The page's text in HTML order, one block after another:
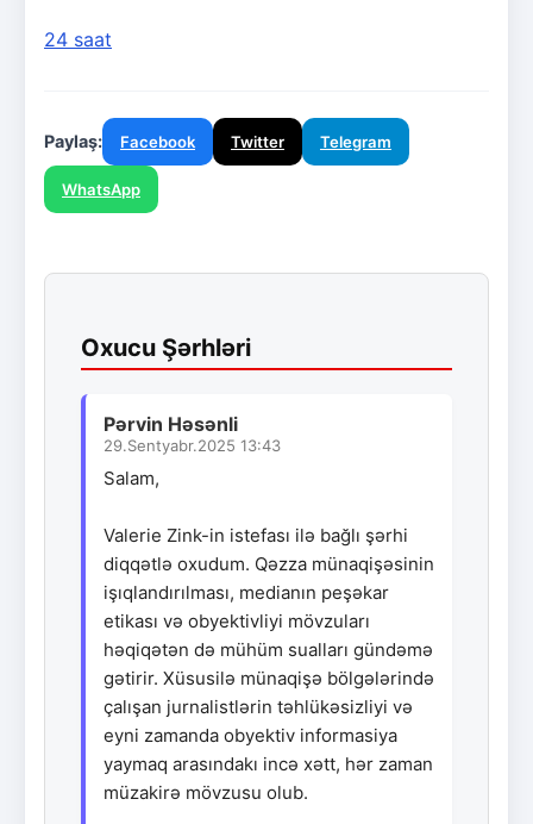
24 saat
Paylaş: Facebook Twitter Telegram
WhatsApp
Oxucu Şərhləri
Pərvin Həsənli
29.Sentyabr.2025 13:43
Salam,
Valerie Zink-in istefası ilə bağlı şərhi
diqqətlə oxudum. Qəzza münaqişəsinin
işıqlandırılması, medianın peşəkar
etikası və obyektivliyi mövzuları
həqiqətən də mühüm sualları gündəmə
gətirir. Xüsusilə münaqişə bölgələrində
çalışan jurnalistlərin təhlükəsizliyi və
eyni zamanda obyektiv informasiya
yaymaq arasındakı incə xətt, hər zaman
müzakirə mövzusu olub.